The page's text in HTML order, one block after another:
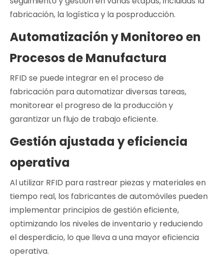
fabricación, la logística y la posproducción.
Automatización y Monitoreo en
Procesos de Manufactura
RFID se puede integrar en el proceso de
fabricación para automatizar diversas tareas,
monitorear el progreso de la producción y
garantizar un flujo de trabajo eficiente.
Gestión ajustada y eficiencia
operativa
Al utilizar RFID para rastrear piezas y materiales en
tiempo real, los fabricantes de automóviles pueden
implementar principios de gestión eficiente,
optimizando los niveles de inventario y reduciendo
el desperdicio, lo que lleva a una mayor eficiencia
operativa.